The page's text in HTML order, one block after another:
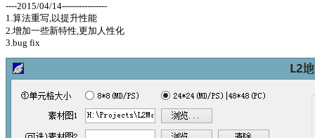
----2015/04/14----------------
1.算法重写,以提升性能
2.增加一些新特性,更加人性化
3.bug fix